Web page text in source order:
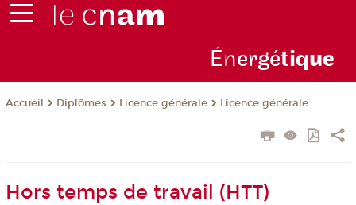
Énergétique
Accueil Diplômes Licence générale Licence générale
Hors temps de travail (HTT)